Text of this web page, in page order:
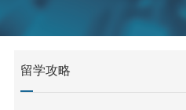
留学攻略